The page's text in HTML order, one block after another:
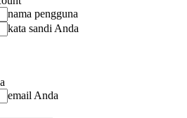
nama pengguna
kata sandi Anda
email Anda